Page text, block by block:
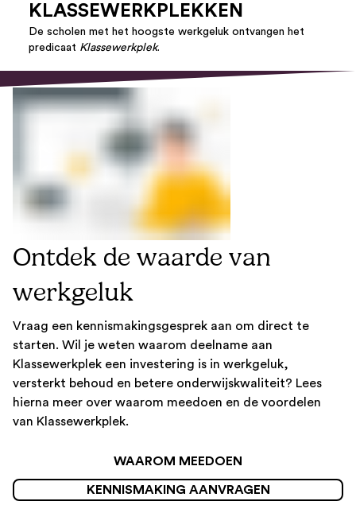
KLASSEWERKPLEKKEN
De scholen met het hoogste werkgeluk ontvangen het
predicaat Klassewerkplek.
Ontdek de waarde van
werkgeluk
Vraag een kennismakingsgesprek aan om direct te
starten. Wil je weten waarom deelname aan
Klassewerkplek een investering is in werkgeluk,
versterkt behoud en betere onderwijskwaliteit? Lees
hierna meer over waarom meedoen en de voordelen
van Klassewerkplek.
WAAROM MEEDOEN
KENNISMAKING AANVRAGEN